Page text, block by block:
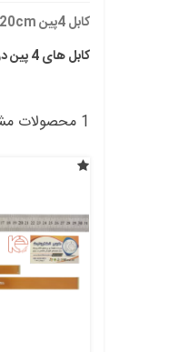
کابل 4پین FFC 4PIN 0.5mm Same Side 20cm
کابل های 4 پین در سایز های مختلف موجود می باشد که بقیه سایزها را میتوانید از اینجا مشاهده کنید.
1 محصولات مشابه در شاخه های مختلف: